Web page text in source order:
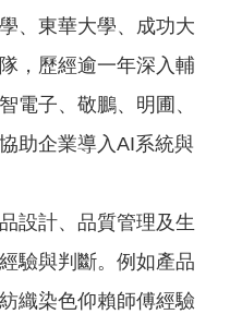
、東華大學、成功大
，歷經逾一年深入輔
電子、敬鵬、明圃、
助企業導入AI系統與
設計、品質管理及生
驗與判斷。例如產品
織染色仰賴師傅經驗